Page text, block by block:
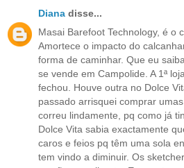
Diana disse...
Masai Barefoot Technology, é o
Amortece o impacto do
forma de caminhar. Que eu
se vende em Campolide. A 1ª
fechou. Houve outra no Dolce
passado arrisquei comprar
correu lindamente, pq como já
Dolce Vita sabia exactamente
caros e feios pq têm uma sola
tem vindo a diminuir. Os